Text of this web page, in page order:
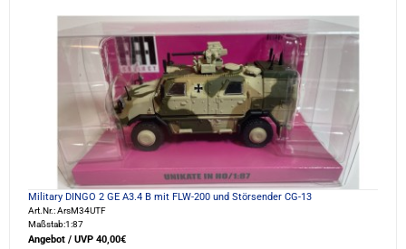
Military DINGO 2 GE A3.4 B mit FLW-200 und Störsender CG-13
Art.Nr.: ArsM34UTF
Maßstab:1:87
Angebot / UVP 40,00€